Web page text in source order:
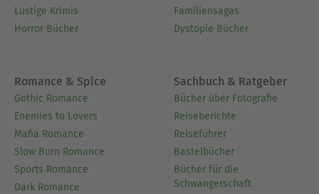
Lustige Krimis
Horror Bücher
Familiensagas
Dystopie Bücher
Romance & Spice
Gothic Romance
Enemies to Lovers
Mafia Romance
Slow Burn Romance
Sports Romance
Dark Romance
Sachbuch & Ratgeber
Bücher über Fotografie
Reiseberichte
Reiseführer
Bastelbücher
Bücher für die
Schwangerschaft